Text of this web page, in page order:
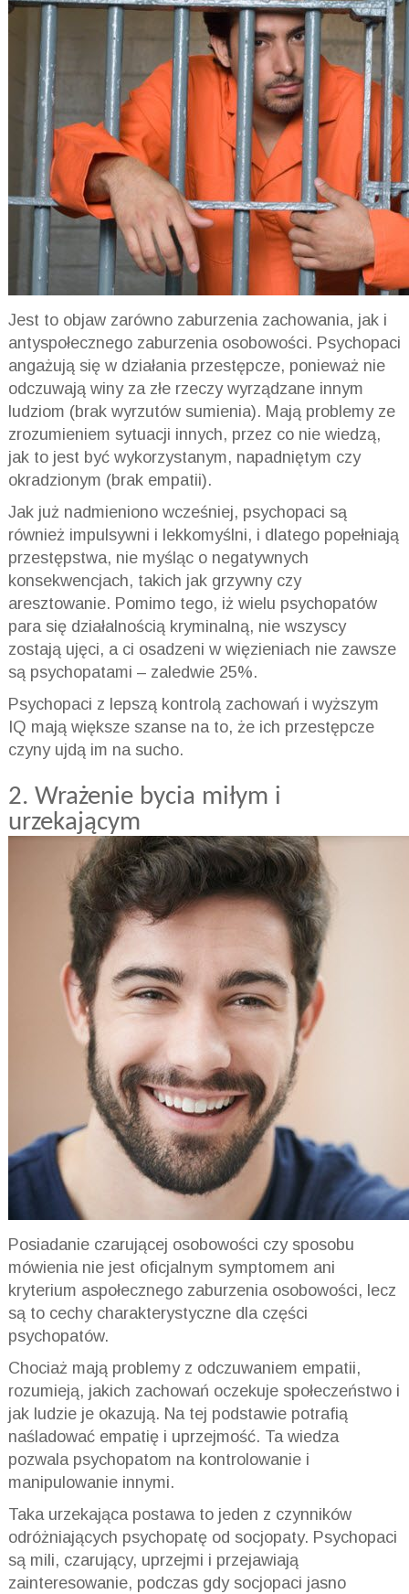
Jest to objaw zarówno zaburzenia zachowania, jak i
antyspołecznego zaburzenia osobowości. Psychopaci
angażują się w działania przestępcze, ponieważ nie
odczuwają winy za złe rzeczy wyrządzane innym
ludziom (brak wyrzutów sumienia). Mają problemy ze
zrozumieniem sytuacji innych, przez co nie wiedzą,
jak to jest być wykorzystanym, napadniętym czy
okradzionym (brak empatii).
Jak już nadmieniono wcześniej, psychopaci są
również impulsywni i lekkomyślni, i dlatego popełniają
przestępstwa, nie myśląc o negatywnych
konsekwencjach, takich jak grzywny czy
aresztowanie. Pomimo tego, iż wielu psychopatów
para się działalnością kryminalną, nie wszyscy
zostają ujęci, a ci osadzeni w więzieniach nie zawsze
są psychopatami – zaledwie 25%.
Psychopaci z lepszą kontrolą zachowań i wyższym
IQ mają większe szanse na to, że ich przestępcze
czyny ujdą im na sucho.
2. Wrażenie bycia miłym i
urzekającym
Posiadanie czarującej osobowości czy sposobu
mówienia nie jest oficjalnym symptomem ani
kryterium aspołecznego zaburzenia osobowości, lecz
są to cechy charakterystyczne dla części
psychopatów.
Chociaż mają problemy z odczuwaniem empatii,
rozumieją, jakich zachowań oczekuje społeczeństwo i
jak ludzie je okazują. Na tej podstawie potrafią
naśladować empatię i uprzejmość. Ta wiedza
pozwala psychopatom na kontrolowanie i
manipulowanie innymi.
Taka urzekająca postawa to jeden z czynników
odróżniających psychopatę od socjopaty. Psychopaci
są mili, czarujący, uprzejmi i przejawiają
zainteresowanie, podczas gdy socjopaci jasno